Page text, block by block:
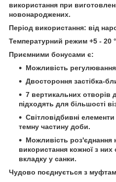
використання при
новонароджених.
Період використання: від
Температурний режим +5 - 20
Приємними бонусами є:
Можливість
Двостороння застібка-
7 вертикальних отворів
підходять для більшості
Світловідбивні
темну частину доби.
Можливість роз'єднання
використання кожної з
вкладку у санки.
Чудово поєднується з